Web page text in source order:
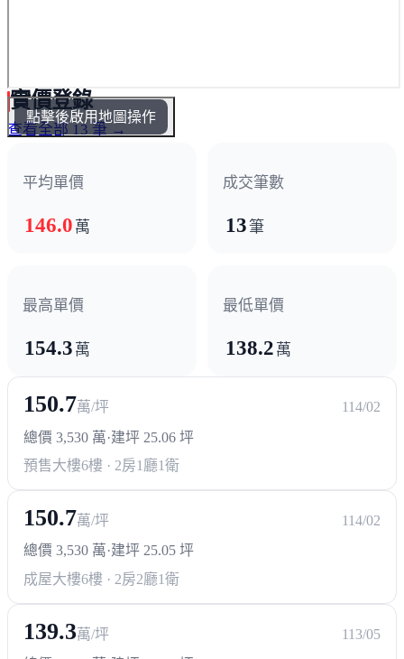
點擊後啟用地圖操作
實價登錄
查看全部 13 筆 →
平均單價
146.0 萬
成交筆數
13筆
最高單價
154.3 萬
最低單價
138.2 萬
150.7萬/坪
114/02
總價 3,530 萬·建坪 25.06 坪
預售大樓6樓 · 2房1廳1衛
150.7萬/坪
114/02
總價 3,530 萬·建坪 25.05 坪
成屋大樓6樓 · 2房2廳1衛
139.3萬/坪
113/05